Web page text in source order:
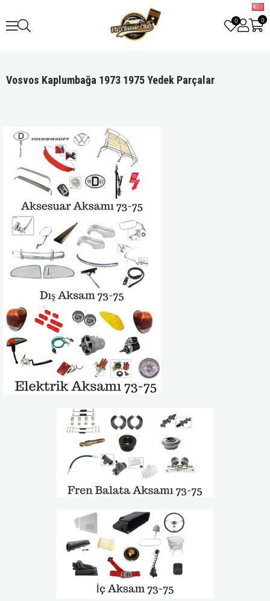
0 0
​​​​​Vosvos Kaplumbağa 1973 1975 Yedek Parçalar